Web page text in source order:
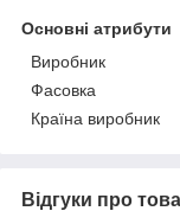
Основні атрибути
Виробник
Фасовка
Країна виробник
Відгуки про